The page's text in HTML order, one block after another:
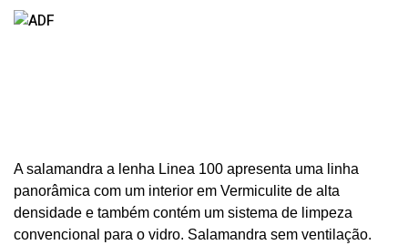
Assistência
Pós-venda
A salamandra a lenha Linea 100 apresenta uma linha
panorâmica com um interior em Vermiculite de alta
densidade e também contém um sistema de limpeza
convencional para o vidro. Salamandra sem ventilação.